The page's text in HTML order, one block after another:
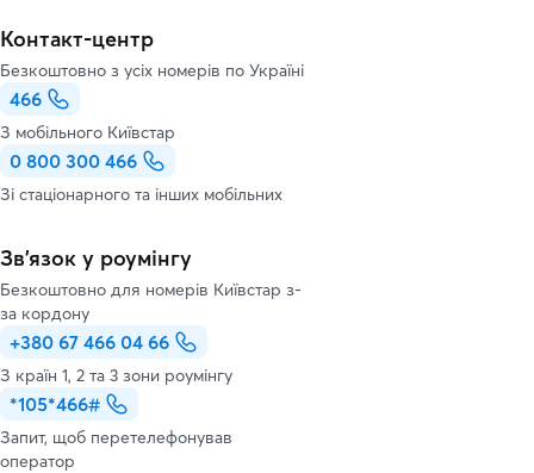
Контакт-центр
Безкоштовно з усіх номерів по Україні
466
З мобільного Київстар
0 800 300 466
Зі стаціонарного та інших мобільних
Зв’язок у роумінгу
Безкоштовно для номерів Київстар з-
за кордону
+380 67 466 04 66
З країн 1, 2 та 3 зони роумінгу
*105*466#
Запит, щоб перетелефонував
оператор